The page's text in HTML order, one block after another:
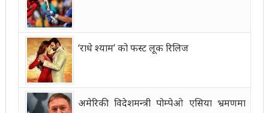
‘राधे श्याम’ को फस्ट लूक रिलिज
अमेरिकी विदेशमन्त्री पोम्पेओ एसिया भ्रमणमा